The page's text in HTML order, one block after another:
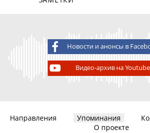
Новости и анонсы в
Видео-архив на Youtube
Направления Упоминания
О проекте